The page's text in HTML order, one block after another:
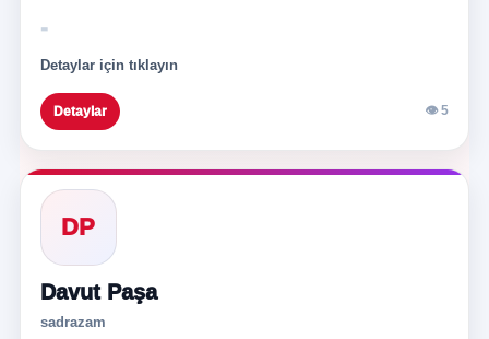
-
Detaylar için tıklayın
Detaylar 👁 5
DP
Davut Paşa
sadrazam